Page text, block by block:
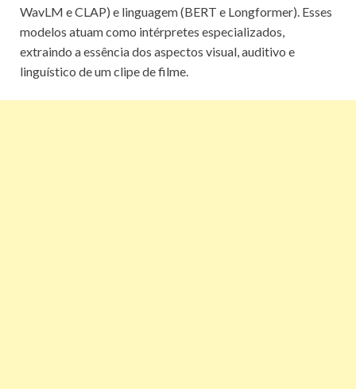
WavLM e CLAP) e linguagem (BERT e Longformer). Esses
modelos atuam como intérpretes especializados,
extraindo a essência dos aspectos visual, auditivo e
linguístico de um clipe de filme.